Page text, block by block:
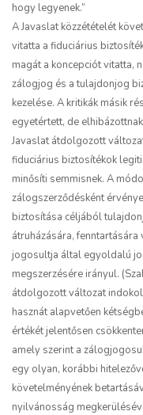
hogy legyenek.”
A Javaslat közzétételét
vitatta a fiduciárius
magát a koncepciót vitatta,
zálogjog és a tulajdonjog
kezelése. A kritikák másik
egyetértett, de
Javaslat átdolgozott
fiduciárius biztosítékok
minősíti semmisnek. A
zálogszerződésként
biztosítása céljából
átruházására,
jogosultja által egyoldalú
megszerzésére irányul.
átdolgozott változat
hasznát alapvetően
értékét jelentősen
amely szerint a
egy olyan, korábbi
követelményének
nyilvánosság